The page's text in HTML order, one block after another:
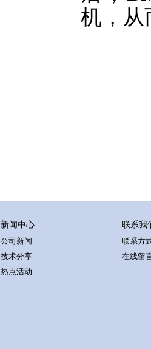
机，从
新闻中心
公司新闻
技术分享
热点活动
联系我
联系方
在线留